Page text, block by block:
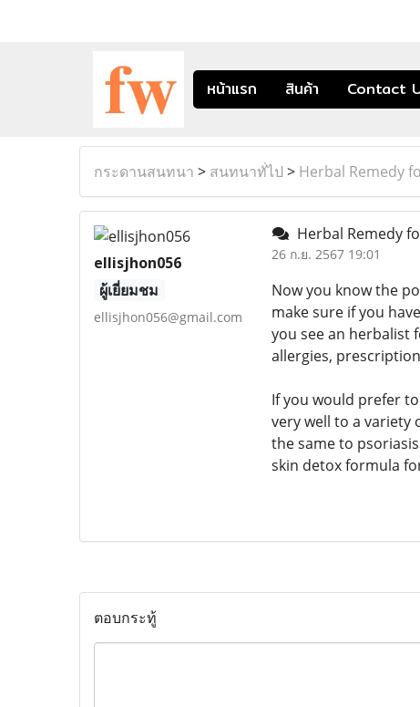
หน้าแรก สินค้า Contact
กระดานสนทนา > สนทนาทั่ไป > Herbal Remedy
ellisjhon056
ผู้เยี่ยมชม
ellisjhon056@gmail.com
Herbal Remedy
26 ก.ย. 2567 19:01
Now you know the
make sure if you
you see an herbalist
allergies,
If you would prefer
very well to a variety
the same to
skin detox formula
ตอบกระทู้